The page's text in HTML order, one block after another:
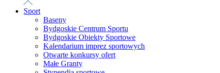
Sport
Baseny
Bydgoskie Centrum Sportu
Bydgoskie Obiekty Sportowe
Kalendarium imprez sportowych
Otwarte konkursy ofert
Małe Granty